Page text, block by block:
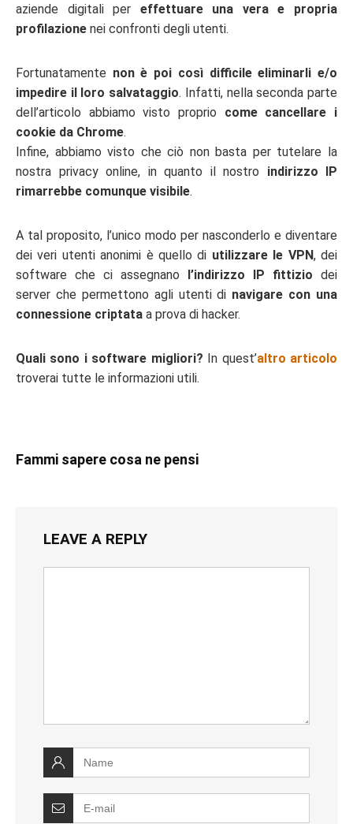
aziende digitali per effettuare una vera e propria
profilazione nei confronti degli utenti.
Fortunatamente non è poi così difficile eliminarli e/o
impedire il loro salvataggio. Infatti, nella seconda parte
dell’articolo abbiamo visto proprio come cancellare i
cookie da Chrome.
Infine, abbiamo visto che ciò non basta per tutelare la
nostra privacy online, in quanto il nostro indirizzo IP
rimarrebbe comunque visibile.
A tal proposito, l’unico modo per nasconderlo e diventare
dei veri utenti anonimi è quello di utilizzare le VPN, dei
software che ci assegnano l’indirizzo IP fittizio dei
server che permettono agli utenti di navigare con una
connessione criptata a prova di hacker.
Quali sono i software migliori? In quest’altro articolo
troverai tutte le informazioni utili.
Fammi sapere cosa ne pensi
LEAVE A REPLY